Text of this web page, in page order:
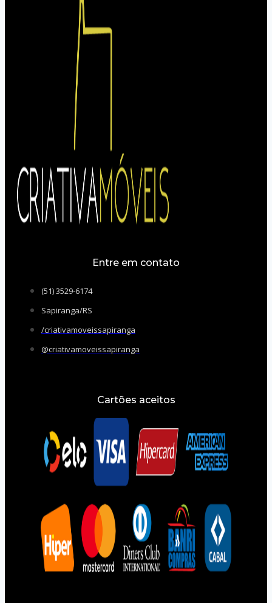
Entre em contato
(51) 3529-6174
Sapiranga/RS
/criativamoveissapiranga
@criativamoveissapiranga
Cartões aceitos